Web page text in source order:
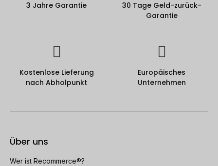
3 Jahre Garantie
30 Tage Geld-zurück-
Garantie
Kostenlose Lieferung
nach Abholpunkt
Europäisches
Unternehmen
Über uns
Wer ist Recommerce®?